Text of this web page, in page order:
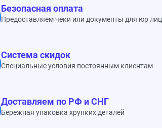
Безопасная оплата
Предоставляем чеки или документы для юр лиц
Система скидок
Специальные условия постоянным клиентам
Доставляем по РФ и СНГ
Бережная упаковка хрупких деталей